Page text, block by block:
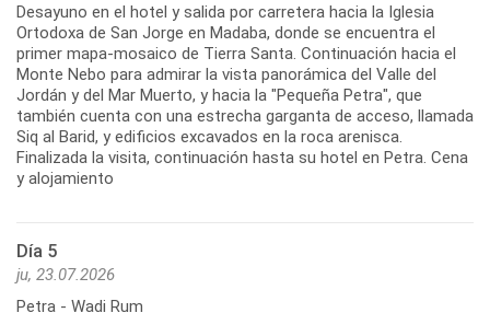
Desayuno en el hotel y salida por carretera hacia la Iglesia
Ortodoxa de San Jorge en Madaba, donde se encuentra el
primer mapa-mosaico de Tierra Santa. Continuación hacia el
Monte Nebo para admirar la vista panorámica del Valle del
Jordán y del Mar Muerto, y hacia la "Pequeña Petra", que
también cuenta con una estrecha garganta de acceso, llamada
Siq al Barid, y edificios excavados en la roca arenisca.
Finalizada la visita, continuación hasta su hotel en Petra. Cena
y alojamiento
Día 5
ju, 23.07.2026
Petra - Wadi Rum